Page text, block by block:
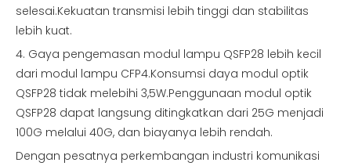
selesai.Kekuatan transmisi lebih tinggi dan stabilitas
lebih kuat.
4. Gaya pengemasan modul lampu QSFP28 lebih kecil
dari modul lampu CFP4.Konsumsi daya modul optik
QSFP28 tidak melebihi 3,5W.Penggunaan modul optik
QSFP28 dapat langsung ditingkatkan dari 25G menjadi
100G melalui 40G, dan biayanya lebih rendah.
Dengan pesatnya perkembangan industri komunikasi